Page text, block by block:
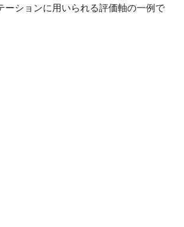
ーションに用いられる評価軸の一例で